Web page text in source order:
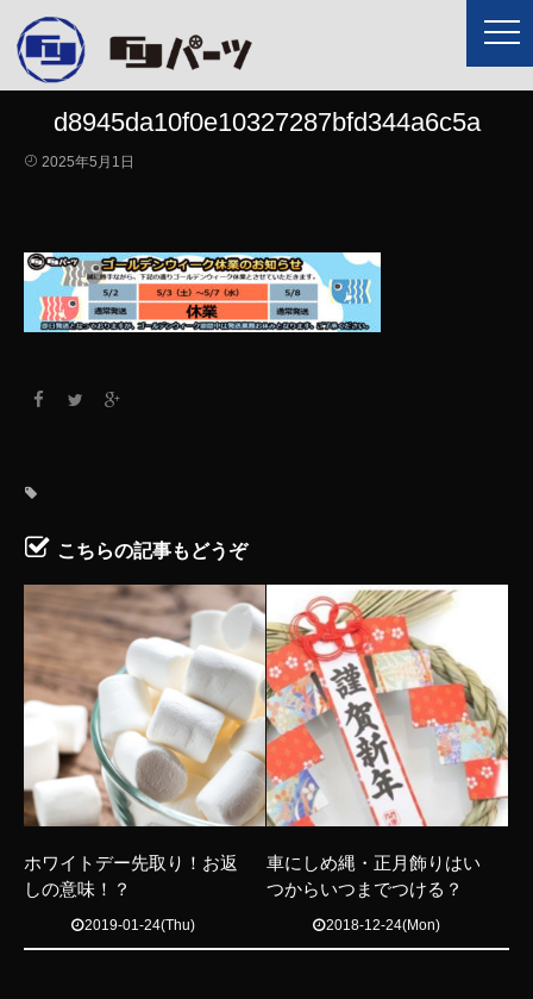
d8945da10f0e10327287bfd344a6c5a
2025年5月1日
こちらの記事もどうぞ
ホワイトデー先取り！お返
しの意味！？
2019-01-24(Thu)
車にしめ縄・正月飾りはい
つからいつまでつける？
2018-12-24(Mon)